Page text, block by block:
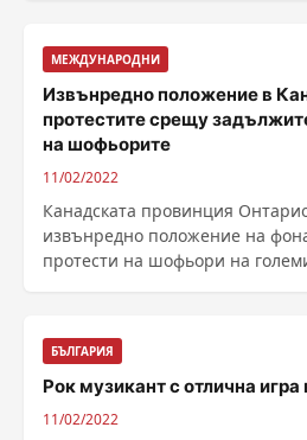
МЕЖДУНАРОДНИ
Извънредно положение в
протестите срещу
на шофьорите
11/02/2022
Канадската провинция
извънредно положение на
протести на шофьори на
БЪЛГАРИЯ
Рок музикант с отлична игра
11/02/2022